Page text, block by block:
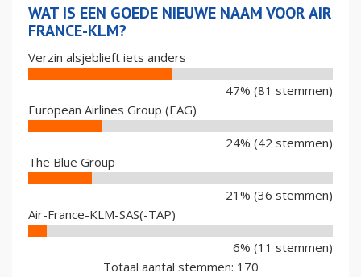
WAT IS EEN GOEDE NIEUWE NAAM VOOR AIR
FRANCE-KLM?
Verzin alsjeblieft iets anders
47% (81 stemmen)
European Airlines Group (EAG)
24% (42 stemmen)
The Blue Group
21% (36 stemmen)
Air-France-KLM-SAS(-TAP)
6% (11 stemmen)
Totaal aantal stemmen: 170